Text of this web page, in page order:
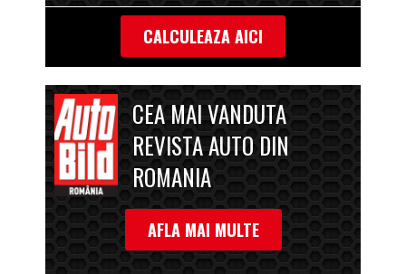
CALCULEAZA AICI
CEA MAI VANDUTA
REVISTA AUTO DIN
ROMANIA
AFLA MAI MULTE